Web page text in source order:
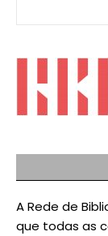
A Rede de
que todas as